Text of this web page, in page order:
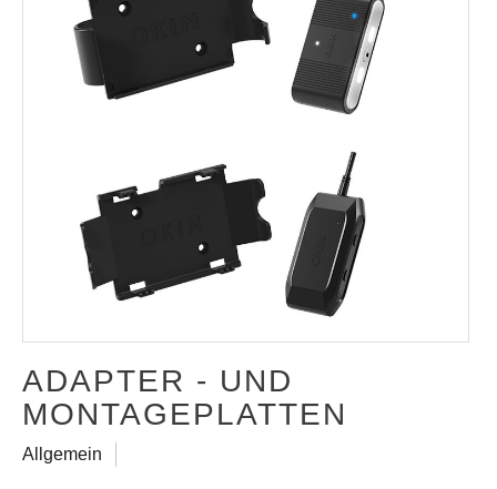
ADAPTER - UND
MONTAGEPLATTEN
Allgemein